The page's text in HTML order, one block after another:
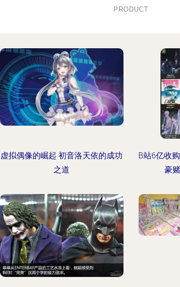
PRODUCT
虚拟偶像的崛起 初音洛天依的成功
之道
B站6亿收
豪